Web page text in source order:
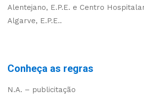
Alentejano, E.P.E. e Centro
Algarve, E.P.E..
Conheça as regras
N.A. – publicitação